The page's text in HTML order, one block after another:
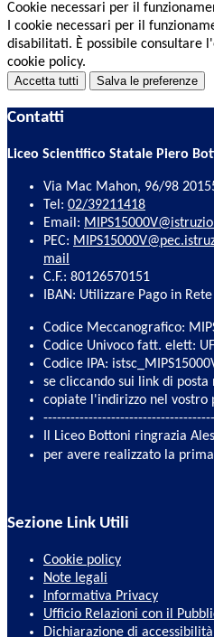
Cookie necessari per il
I cookie necessari per il
disabilitati. È possibile consultare
cookie policy.
Accetta tutti Salva le preferenze
Contatti
Liceo Scientifico Statale Piero
Via Mac Mahon, 96/98
Tel: 02/39211418
Email:
PEC:
mail
C.F.: 80126570151
IBAN: Utilizzare Pago in Rete
Codice Meccanografico:
Codice Univoco fatt. elett:
Codice IPA:
se cliccando sui link di posta
copiate l'indirizzo nel vostro
Il Liceo Bottoni ringrazia
per avere realizzato la
Sezione Link Utili
Cookie policy
Note legali
Informativa Privacy
Ufficio Relazioni con il
Dichiarazione di accessibilità